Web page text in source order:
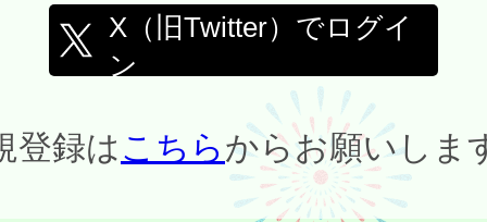
X（旧Twitter）でログイ
ン
登録はこちらからお願いしま